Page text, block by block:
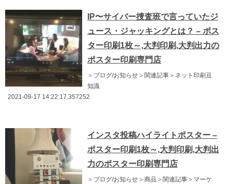
IP〜サイバー捜査班で言っていたジ
ュース・ジャッキングとは？ – ポス
ター印刷1枚～,大判印刷,大判出力の
ポスター印刷専門店
＞ブログ/お知らせ＞関連記事＞ネット印刷豆
知識
2021-09-17 14:22:17.357252
インスタ投稿ハイライトポスター –
ポスター印刷1枚～,大判印刷,大判出
力のポスター印刷専門店
＞ブログ/お知らせ＞商品＞関連記事＞マーケ